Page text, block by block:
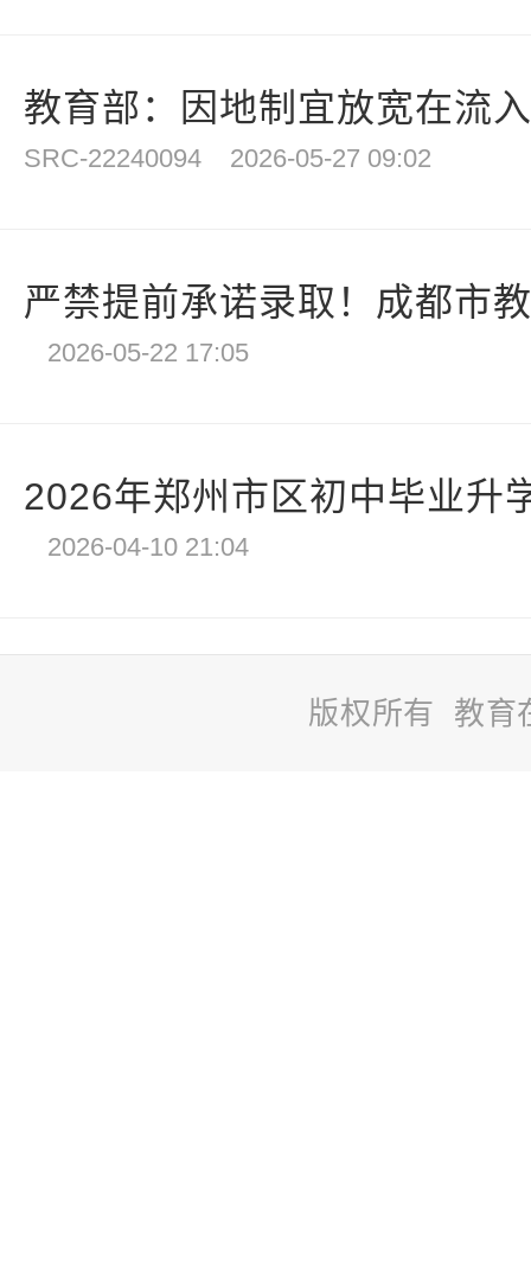
教育部：因地制宜放宽在流
SRC-22240094 2026-05-27 09:02
严禁提前承诺录取！成都市
2026-05-22 17:05
2026年郑州市区初中毕业升
2026-04-10 21:04
版权所有 教育